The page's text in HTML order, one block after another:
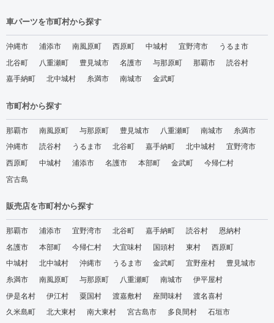
車パーツを市町村から探す
沖縄市 浦添市 南風原町 西原町 中城村 宜野湾市
うるま市
北谷町
八重瀬町 豊見城市 名護市 与那原町 那覇市
読谷村
嘉手納町
北中城村 糸満市 南城市 金武町
市町村から探す
那覇市 南風原町 与那原町 豊見城市 八重瀬町 南城市
糸満市
沖縄市
読谷村 うるま市 北谷町 嘉手納町 北中城村
宜野湾市
西原町
中城村 浦添市 名護市 本部町 金武町
今帰仁村
宮古島
販売店を市町村から探す
那覇市 浦添市 宜野湾市 北谷町 嘉手納町 読谷村
恩納村
名護市
本部町 今帰仁村 大宜味村 国頭村 東村
西原町
中城村
北中城村 沖縄市 うるま市 金武町 宜野座村
豊見城市
糸満市
南風原町 与那原町 八重瀬町 南城市
伊平屋村
伊是名村
伊江村 粟国村 渡嘉敷村 座間味村
渡名喜村
久米島町
北大東村 南大東村 宮古島市 多良間村
石垣市